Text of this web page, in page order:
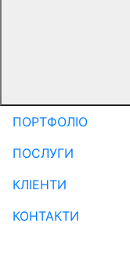
ПОРТФОЛІО
ПОСЛУГИ
КЛІЕНТИ
КОНТАКТИ